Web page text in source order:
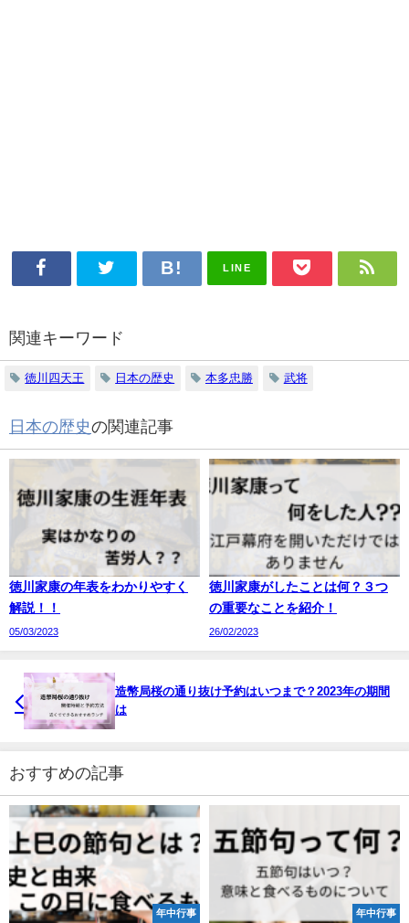
LINE
関連キーワード
徳川四天王 日本の歴史 本多忠勝 武将
日本の歴史の関連記事
徳川家康の年表をわかりやすく
解説！！
05/03/2023
徳川家康がしたことは何？３つ
の重要なことを紹介！
26/02/2023
造幣局桜の通り抜け予約はいつまで？2023年の期間
は
おすすめの記事
年中行事 年中行事